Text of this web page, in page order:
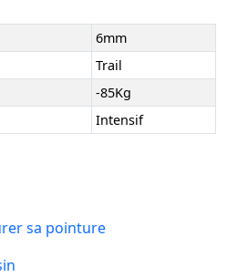
6mm
Trail
-85Kg
Intensif
sa pointure